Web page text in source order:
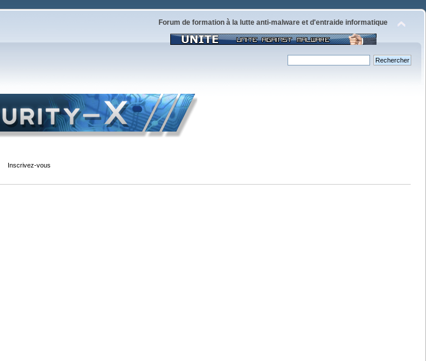
Forum de formation à la lutte anti-malware et d'entraide informatique
Inscrivez-vous